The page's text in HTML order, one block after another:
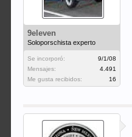
9eleven
Soloporschista experto
Se incorporó:
9/1/08
Mensajes:
4.491
Me gusta recibidos:
16